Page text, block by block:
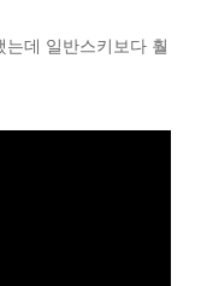
데 일반스키보다 훨